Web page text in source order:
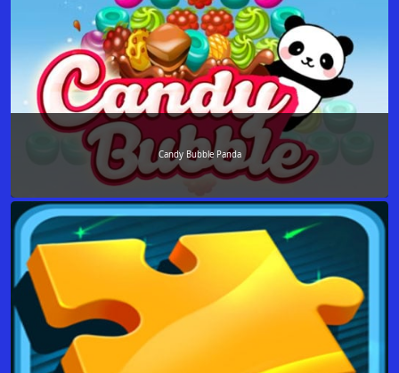
Candy Bubble Panda